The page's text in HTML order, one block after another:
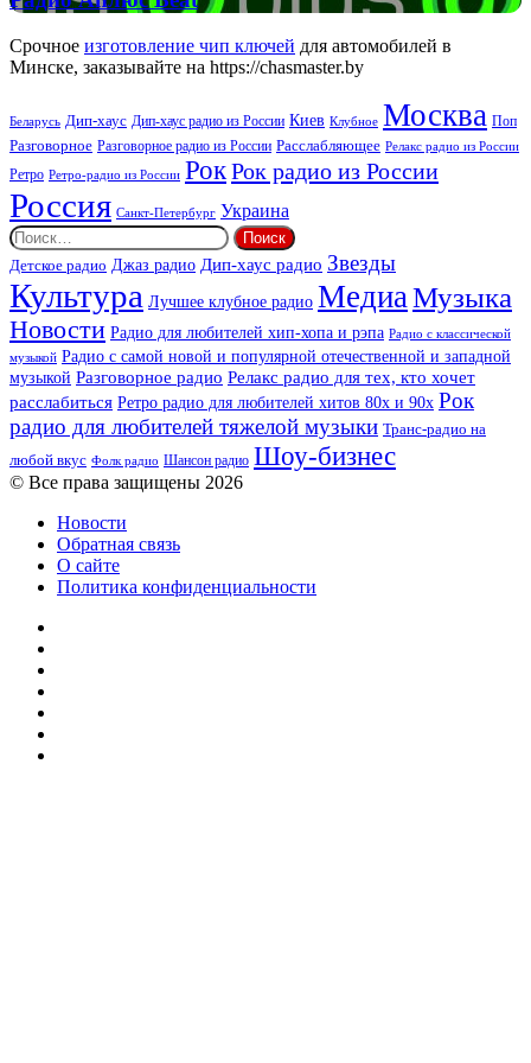
Аплюс
Beat
Срочное изготовление чип ключей для автомобилей в
Минске, заказывайте на https://chasmaster.by
Беларусь Дип-хаус Дип-хаус радио из России Киев Клубное Москва Поп
Разговорное Разговорное радио из России Расслабляющее Релакс радио из России
Ретро Ретро-радио из России РокРок радио из России
Россия Санкт-Петербург Украина
Найти:
Детское радио Джаз радио Дип-хаус радио Звезды
Культура Лучшее клубное радио МедиаМузыка
Новости Радио для любителей хип-хопа и рэпа Радио с классической
музыкой Радио с самой новой и популярной отечественной и западной
музыкой Разговорное радио Релакс радио для тех, кто хочет
расслабиться Ретро радио для любителей хитов 80х и 90х Рок
радио для любителей тяжелой музыки Транс-радио на
любой вкус Фолк радио Шансон радио Шоу-бизнес
© Все права защищены 2026
Новости
Обратная связь
О сайте
Политика конфиденциальности